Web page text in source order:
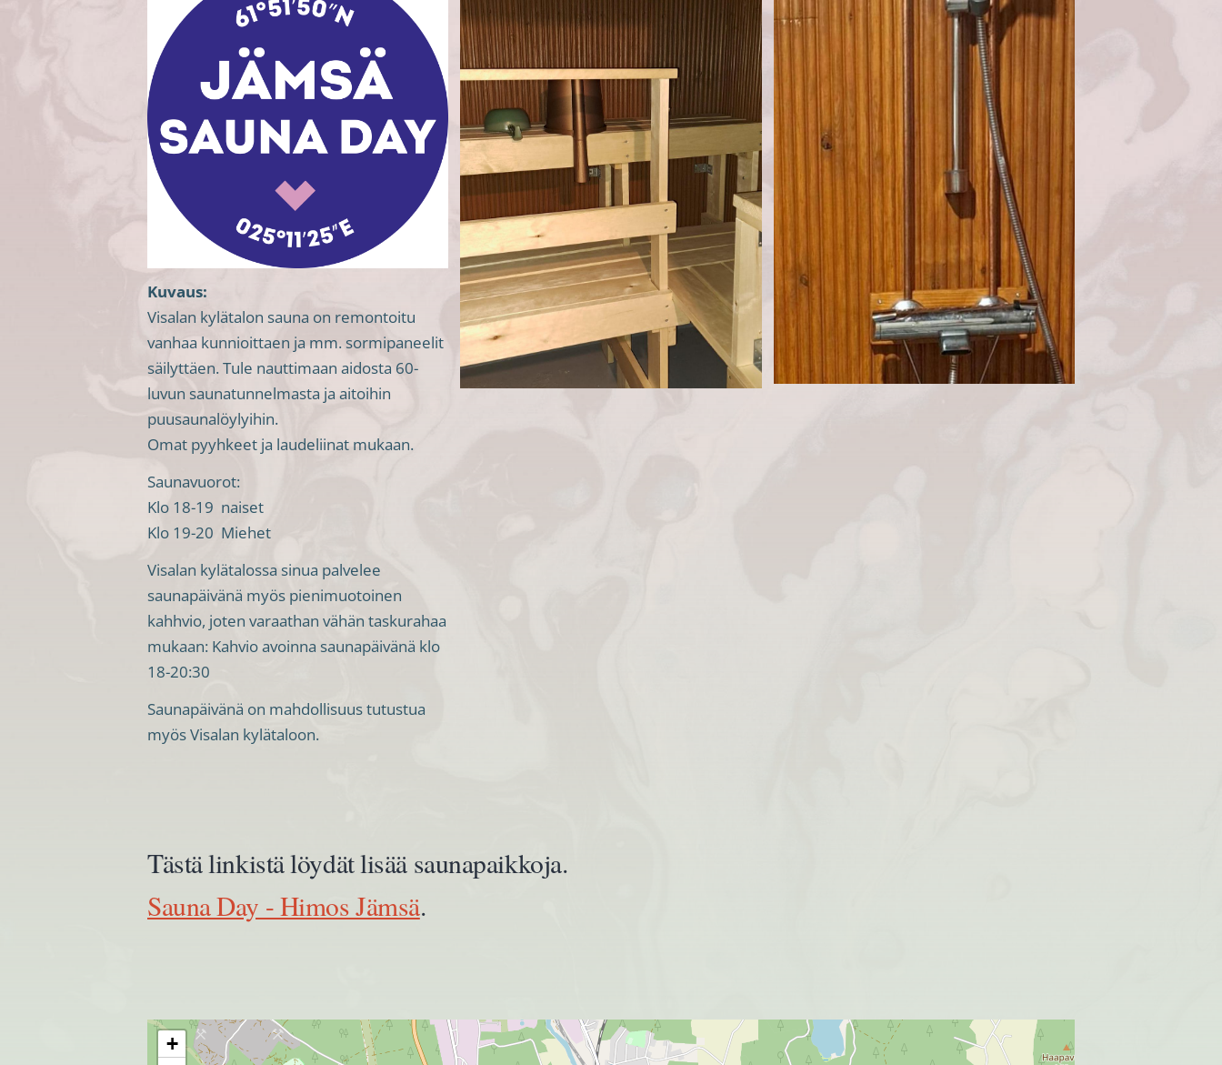
Kuvaus:
Visalan kylätalon sauna on remontoitu
vanhaa kunnioittaen ja mm. sormipaneelit
säilyttäen. Tule nauttimaan aidosta 60-
luvun saunatunnelmasta ja aitoihin
puusaunalöylyihin.
Omat pyyhkeet ja laudeliinat mukaan.
Saunavuorot:
Klo 18-19 naiset
Klo 19-20 Miehet
Visalan kylätalossa sinua palvelee
saunapäivänä myös pienimuotoinen
kahhvio, joten varaathan vähän taskurahaa
mukaan: Kahvio avoinna saunapäivänä klo
18-20:30
Saunapäivänä on mahdollisuus tutustua
myös Visalan kylätaloon.
Tästä linkistä löydät lisää saunapaikkoja.
Sauna Day - Himos Jämsä.
+